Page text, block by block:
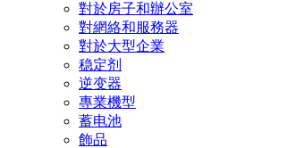
對於房子和辦公室
對網絡和服務器
對於大型企業
稳定剂
逆变器
專業機型
蓄电池
飾品